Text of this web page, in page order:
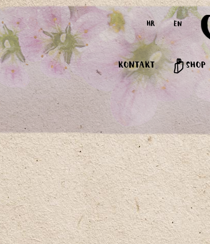
HR EN
KONTAKT SHOP